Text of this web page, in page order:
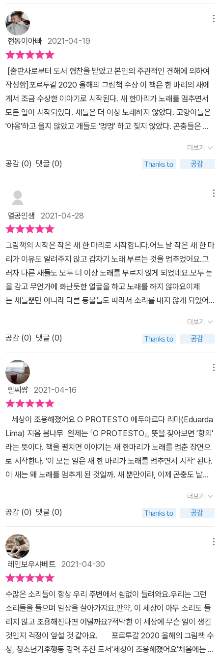
생각해볼 주제로 담아낸 이야기네요...요며칠부터 계속 신경쓰이는
뉴스거리하나가 떠올랐어요....일본이 오염수 방류를 한다는 소식
에....기가차고 어이없고 역시....돈이면 다되는 나쁜!! 세계구나..라는
답답한 현실과 함께 앞으로 사람과 동물들 삶에 얼마나 더 불행한 소
식들이 전해질지.....너무 걱정이 되어 답답한 생각뿐이었어요미래에
아이들에게....어른들이 나서서 좋은공기,맑은물,깨끗한 환경을 못 물
려줄 망정....환경오염에 대해 고민하게 하고,,,일하게 만드는 현실이
많이 씁쓸해요.... 멸종위기동물,환경,자연의 대한 위기를 담은 그림책
이 더더 많아지고 있고...언제나 그렇듯 이 문제들에 대해 두려운 사람
들만 열심히 보호운동을 하고 있지....일을 만드는 사람들은 더 많아지
고 있는거 같아서...맘이 쓰리네요ㅠ,ㅠ책의 마지막엔 지구와 환경을
위한 기념일을 적었어요...세계습지의날,세계물의날,지구의날,바다의
듯....물과 음식,우리가 생활하는 모든 곳에 오염이 되어평범한 일상을
못살게 될수도 있을거에요...한해 한해 자연재해로 인해 엄청난 일들
이 벌어지고 있는데....두렵습니당..우리모두 지구와 환경....동물과 사
람.....함께 살아가는 삶에 대해 다시 생각해보고존중하고 배려하는 모
습들이 많이 나왔으면 좋겠어요... 아이와 환경보호와 동물보호등 함
께 살아간다는것에 대해 이야기를 나누는 시간이었습니다 출판사
로부터 도서 협찬을 받고 본인의 주관적 견해에 의해 작성하였습니
다
현동이아빠 2021-04-19
[출판사로부터 도서 협찬을 받았고 본인의 주관적인 견해에 의하여
작성함]포르투갈 2020 올해의 그림책 수상 이 책은 한 마리의 새에
게서 조금 수상한 이야기로 시작된다. 새 한마리가 노래를 멈추면서
모든 일이 시작되었다. 새들은 더 이상 노래하지 않았다. 고양이들은
'야옹'하고 울지 않았고 개들도 '멍멍' 하고 짖지 않았다. 곤충들은 윙
들도 우유를 만들지 않았다. 과연 무슨일이 벌어지는 것일까? 동물들
과 곤충들은 왜 이런 행동을 하는 것일까?동물원에 있는 고릴라들도
뒤돌아 버렸고 구경 온 사람들은 사진을 찍을 수 없었다. 정글 속에 사
는 야생 동물들은 풀숲에 몸을 숨긴 채 구경온 사람들을 숨죽여 지켜
보았다. 보름달이 뜬 밤에도 늑대는 울음소리를 내지 않았고 서커스
단의 코끼리는 재주를 부리지 않았다. 펭귄들도 짝을 찾으러 어디론
가 가버렸다.동물들은 서로 약속이라도 한 듯 모두 움직이지 않았다.
어린이들은 밖에 나가 놀지 않았다. 몇몇 친구들도 학교에 가지 않겠
다고 했다. 그렇게 온 세상이 조용해졌다. 그리고 맨 처음 노래를 멈추
웠던 새의 입에서 플라스틱 병 뚜껑이 튀어나오면서 책은 끝이 난다.
매일 쏟아지는 쓰레기의 양보다 처리되고 재활용 되는 쓰레기의 양은
비교 불가이다. 또한 점점 썩지 않고 분해 되지 않는 쓰레기가 값싸게
유통되고 있기에 사람들은 잘 썩고 분해가 쉬운 비싼 물건을 사용하
지 않는다. 과연 이대로 가면 동물들은 살아갈 수 있을까? 최근 몇 년
년들은 결혼을 미루거나 더욱더 외곽으로 삶의 터전을 옮길 수 밖에
없다. 이러한 단순한 논리는 자연에게도 똑같이 적용된다. 쓰레기가
넘쳐나는 산과 바다에서 어떻게 계속 동물들이 살아갈 수 있을 것이
라고 생각하는 것 자체는 넌센스이다. 내가 어린 시절 뛰어 놀던 시골
에서 더 이상 야생 동물을 쉽게 찾아 볼 수 없다. 과연 내가 노인이 된
30년 후에는 어떤 모습일까? 지금보다 더 나아지진 않더라도 심각한
상황이 되지 않기를 바랄 뿐이다. 동물들의 소리 없는 아우성에 귀를
기울이게 만드는 동화인 듯 하다.
더보기
공감 (0) 댓글 (0)
열공인생 2021-04-28
그림책의 시작은 작은 새 한 마리로 시작합니다.어느 날 작은 새 한 마
리가 이유도 알려주지 않고 갑자기 노래 부르는 것을 멈추었어요.그
러자 다른 새들도 모두 더 이상 노래를 부르지 않게 되었네요.모두 눈
을 감고 무언가에 화난듯한 얼굴을 하고 노래를 하지 않아요이제
는 새들뿐만 아니라 다른 동물들도 따라서 소리를 내지 않게 되었어
지어 곤충들은 윙윙거리며 날아다지도 않게 되어 버렸어요.젖소들
은 우유를 만들지 않아요.동물원의 고릴라는 구경 온 관객들에게 등
을 돌리고 더 이상 무대에서 그들의 모습을 보여주지 않게 되었어요.
이렇게 세상의 모든 동물들이 약속이나 한 듯 움직이지도 소리를 내
지도 않게 되자 어린이들도 조용해지면서 온 세상이 침묵의 시간
을 보내게 되었어요.과연 동물들에게 무슨 일이 일어난 걸까요?모
든 이야기의 시작인 작은 새는 왜 노래를 부르지 않게 되었을까요?​책
은 이 지구에는 인간뿐만 아니라 수백억 개의 다른 생물들도 공존하
는 곳이라는 것을 일깨워줍니다. 인간만이 이 지구의 주인은 아니
죠. 요즘 환경 파괴와 지구 온난화로 인한 기후 변화로 인해 여러 나라
에서 놀라운 일들이 일어나고 있는 뉴스를 접하게 됩니다. 그래서 지
구와 환경에 대해 관심이 높아졌어요. 우리 아이들과 책을 읽으
며 왜 동물들이 조용해졌는지 인간에게 전하는 메시지를 같이 이야기
하는 소중한 시간을 가졌어요.
더보기
공감 (0) 댓글 (0)
힐씨쨩 2021-04-16
​ ​ 세상이 조용해졌어요 O PROTESTO 에두아르다 리마(Eduarda
Lima) 지음 봄나무 원제는 「O PROTESTO」, 뜻을 찾아보면 '항의'
라는 뜻이다. 책을 펼치면 이야기는 새 한마리가 노래를 멈춘 장면으
로 시작한다. '이 모든 일은 새 한 마리가 노래를 멈추면서 시작' 된다.
이 새는 왜 노래를 멈추게 된 것일까. 새 뿐만이랴, 이제 곤충도 날아
는다. 노랑 계열을 배제하고, 붉은색, 푸른색, 청녹색의 톤을 주로 사
용한 판화 느낌의 일러스트는 본문 텍스트와 함께 하면서 더욱 건조
해지고 우울한 느낌을 강조하는 듯 하다. 책장을 넘겨가다보면 텍스
트에는 나와있지 않아도, 동물과 곤충들의 '항의' 하는 이유를 짐작할
수 있는 장치들이 가득하다. 곤충들이 사는 터전의 배경에는 비행기
가 살충제를 뿌리고 있고, 닭들은 동화 「마당을 나온 암탉」 에서처럼
환경이 좋지 않은 양계장에서 키워지고 있다. 젖소들 또한 마찬가지
다. 아이와 함께 읽으며, '이 동물들은 왜 그런걸까?' 라고 슬쩍 질문
을 던지고, 그림에서 스스로 눈치채기를 조용히 기다려주면 좋을 듯
하다. 직접적으로 이야기하지 않아도 아이들은 이 책이 환경에 관한
이야기를 하고 있음을 알아챈다. ​ 우리 인간이 지구에 미친 영향들은
다양하다. 벌목되어 훼손된 삼림, 오염된 바다와 그 속에 사는 생물들
더보기
공감 (0) 댓글 (0)
레인보우샤베트 2021-04-30
수많은 소리들이 항상 우리 주변에서 쉼없이 들려와요.우리는 그런
소리들을 들으며 일상을 살아가지요.만약, 이 세상이 아무 소리도 들
리지 않고 조용해진다면 어떨까요?적막한 이 세상에 무슨 일이 생긴
것인지 걱정이 앞설 것 같아요.​​​​ ​ 포르투갈 2020 올해의 그림책 수
상, 청소년기후행동 강력 추천 도서'세상이 조용해졌어요'​처음에는 아